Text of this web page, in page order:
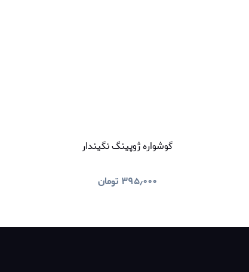
گوشواره ژوپینگ نگیندار
۳۹۵٫۰۰۰ تومان